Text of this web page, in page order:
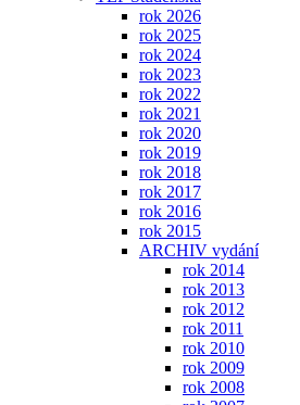
rok 2026
rok 2025
rok 2024
rok 2023
rok 2022
rok 2021
rok 2020
rok 2019
rok 2018
rok 2017
rok 2016
rok 2015
ARCHIV vydání
rok 2014
rok 2013
rok 2012
rok 2011
rok 2010
rok 2009
rok 2008